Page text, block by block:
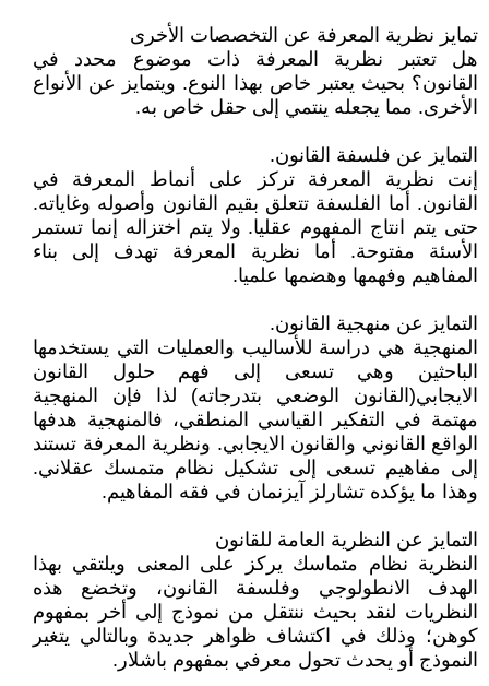
تمايز نظرية المعرفة عن التخصصات الأخرى
هل تعتبر نظرية المعرفة ذات موضوع محدد في
القانون؟ بحيث يعتبر خاص بهذا النوع. ويتمايز عن الأنواع
الأخرى. مما يجعله ينتمي إلى حقل خاص به.
التمايز عن فلسفة القانون.
إنت نظرية المعرفة تركز على أنماط المعرفة في
القانون. أما الفلسفة تتعلق بقيم القانون وأصوله وغاياته.
حتى يتم انتاج المفهوم عقليا. ولا يتم اختزاله إنما تستمر
الأسئة مفتوحة. أما نظرية المعرفة تهدف إلى بناء
المفاهيم وفهمها وهضمها علميا.
التمايز عن منهجية القانون.
المنهجية هي دراسة للأساليب والعمليات التي يستخدمها
الباحثين وهي تسعى إلى فهم حلول القانون
الايجابي(القانون الوضعي بتدرجاته) لذا فإن المنهجية
مهتمة في التفكير القياسي المنطقي، فالمنهجية هدفها
الواقع القانوني والقانون الايجابي. ونظرية المعرفة تستند
إلى مفاهيم تسعى إلى تشكيل نظام متمسك عقلاني.
وهذا ما يؤكده تشارلز آيزنمان في فقه المفاهيم.
التمايز عن النظرية العامة للقانون
النظرية نظام متماسك يركز على المعنى ويلتقي بهذا
الهدف الانطولوجي وفلسفة القانون، وتخضع هذه
النظريات لنقد بحيث ننتقل من نموذج إلى أخر بمفهوم
كوهن؛ وذلك في اكتشاف ظواهر جديدة وبالتالي يتغير
النموذج أو يحدث تحول معرفي بمفهوم باشلار.